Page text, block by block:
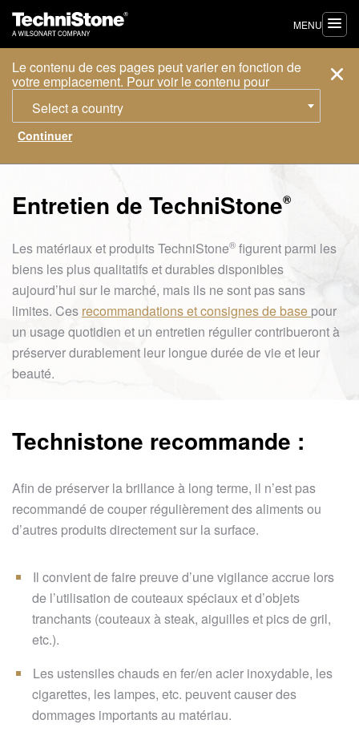
Le contenu de ces pages peut varier en fonction de
votre emplacement. Pour voir le contenu pour
Select a country
MENU
Entretien de TechniStone®
Les matériaux et produitsTechniStone® figurent parmi les
biens les plus qualitatifs et durables disponibles
aujourd’hui sur le marché, mais ils ne sont pas sans
limites. Ces recommandations et consignes de base pour
un usage quotidien et un entretien régulier contribueront à
préserver durablement leur longue durée de vie et leur
beauté.
Technistone recommande :
Afin de préserver la brillance à long terme, il n’est pas
recommandé de couper régulièrement des aliments ou
d’autres produits directement sur la surface.
Il convient de faire preuve d’une vigilance accrue lors
de l’utilisation de couteaux spéciaux et d’objets
tranchants (couteaux à steak, aiguilles et pics de gril,
etc.).
Les ustensiles chauds en fer/en acier inoxydable, les
cigarettes, les lampes, etc. peuvent causer des
dommages importants au matériau.